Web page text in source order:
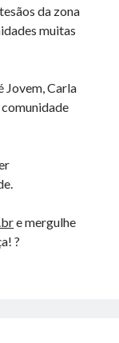
da zona
muitas
Jovem, Carla
e mergulhe
?